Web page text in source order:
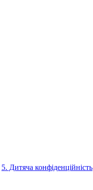
5. Дитяча конфіденційність